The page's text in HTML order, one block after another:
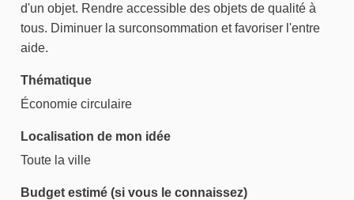
d'un objet. Rendre accessible des objets de qualité à
tous. Diminuer la surconsommation et favoriser l'entre
aide.
Thématique
Économie circulaire
Localisation de mon idée
Toute la ville
Budget estimé (si vous le connaissez)